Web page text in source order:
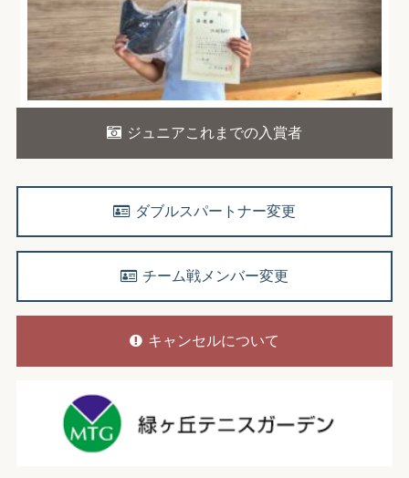
ジュニアこれまでの入賞者
ダブルスパートナー変更
チーム戦メンバー変更
キャンセルについて